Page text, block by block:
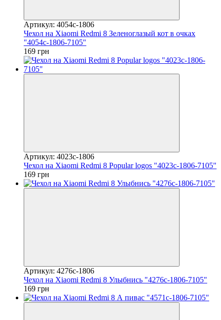
Артикул: 4054c-1806
Чехол на Xiaomi Redmi 8 Зеленоглазый кот в очках
"4054c-1806-7105"
169 грн
Артикул: 4023c-1806
Чехол на Xiaomi Redmi 8 Popular logos "4023c-1806-7105"
169 грн
Артикул: 4276c-1806
Чехол на Xiaomi Redmi 8 Улыбнись "4276c-1806-7105"
169 грн